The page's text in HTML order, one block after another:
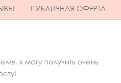
ПУБЛИЧНАЯ ОФЕРТА
я могу получить очень